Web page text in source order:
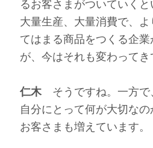
るお客さまがついていく
大量生産、大量消費で、
てはまる商品をつくる企
が、今はそれも変わってき
仁木そうですね。一方で
自分にとって何が大切な
お客さまも増えています。